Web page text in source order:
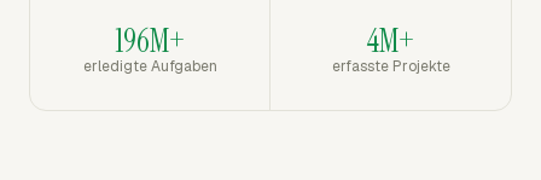
196M+
erledigte Aufgaben
4M+
erfasste Projekte